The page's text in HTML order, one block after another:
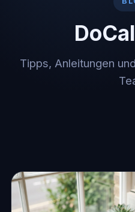
Tipps, Anleitungen